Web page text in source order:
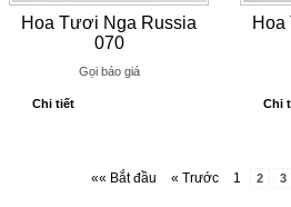
Hoa Tươi Nga Russia
070
Gọi báo giá
Chi tiết Chi
«« Bắt đầu « Trước 1 2 3